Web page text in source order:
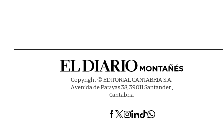
Copyright © EDITORIAL CANTABRIA S.A.
Avenida de Parayas 38, 39011 Santander ,
Cantabria